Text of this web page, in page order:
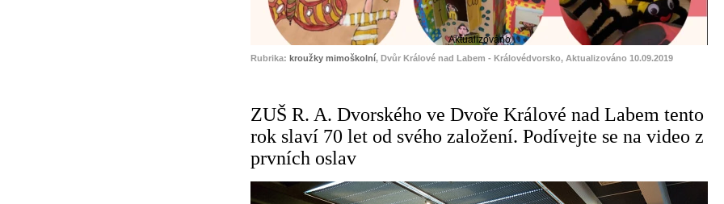
Aktualizováno
Rubrika: kroužky mimoškolní, Dvůr Králové nad Labem - Královédvorsko, Aktualizováno 10.09.2019
ZUŠ R. A. Dvorského ve Dvoře Králové nad Labem tento
rok slaví 70 let od svého založení. Podívejte se na video z
prvních oslav